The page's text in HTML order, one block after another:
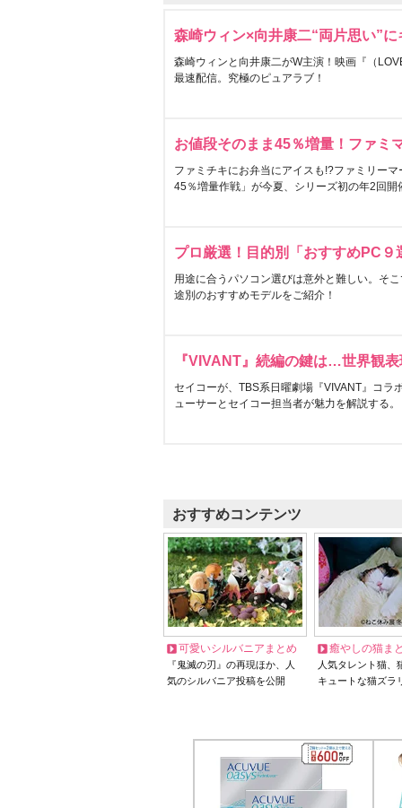
森崎ウィン×向井康二“両片思い”
森崎ウィンと向井康二がW主演！映画『（
最速配信。究極のピュアラブ！
お値段そのまま45％増量！ファミ
ファミチキにお弁当にアイスも!?ファミリー
45％増量作戦」が今夏、シリーズ初の年2回開
プロ厳選！目的別「おすすめPC９
用途に合うパソコン選びは意外と難しい。そ
途別のおすすめモデルをご紹介！
『VIVANT』続編の鍵は…世界観
セイコーが、TBS系日曜劇場『VIVANT』コラ
ューサーとセイコー担当者が魅力を解説する。
おすすめコンテンツ
可愛いシルバニアまとめ
『鬼滅の刃』の再現ほか、人
気のシルバニア投稿を公開
癒やしの猫ま
人気タレント猫
キュートな猫ズラ